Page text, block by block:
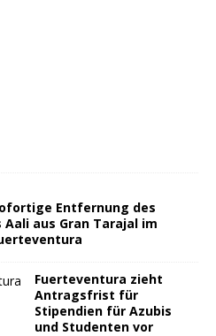
Entfernung des
aus Gran Tarajal im
Fuerteventura zieht
Antragsfrist für
Stipendien für Azubis
und Studenten vor